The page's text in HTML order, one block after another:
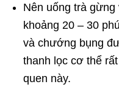
Nên uống trà
khoảng 20 – 30
và chướng bụng
thanh lọc cơ thể
quen này.